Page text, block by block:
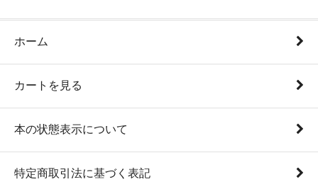
ホーム
カートを見る
本の状態表示について
特定商取引法に基づく表記